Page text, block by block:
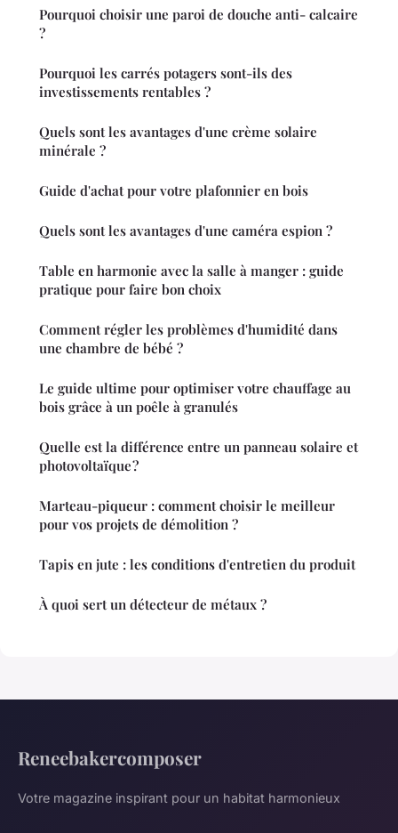
Pourquoi choisir une paroi de douche anti- calcaire
?
Pourquoi les carrés potagers sont-ils des
investissements rentables ?
Quels sont les avantages d'une crème solaire
minérale ?
Guide d'achat pour votre plafonnier en bois
Quels sont les avantages d'une caméra espion ?
Table en harmonie avec la salle à manger : guide
pratique pour faire bon choix
Comment régler les problèmes d'humidité dans
une chambre de bébé ?
Le guide ultime pour optimiser votre chauffage au
bois grâce à un poêle à granulés
Quelle est la différence entre un panneau solaire et
photovoltaïque ?
Marteau-piqueur : comment choisir le meilleur
pour vos projets de démolition ?
Tapis en jute : les conditions d'entretien du produit
À quoi sert un détecteur de métaux ?
Reneebakercomposer
Votre magazine inspirant pour un habitat harmonieux